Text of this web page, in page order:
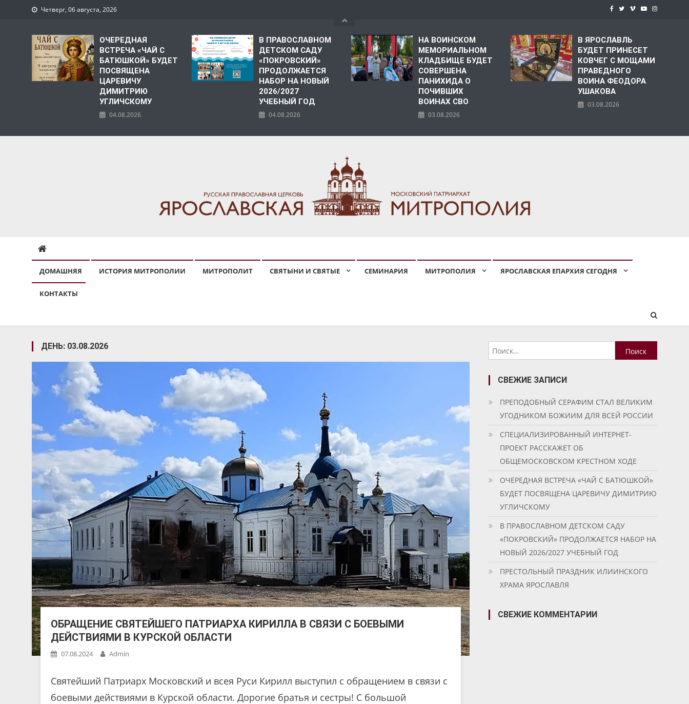
Четверг, 06 августа, 2026
ОЧЕРЕДНАЯ
ВСТРЕЧА «ЧАЙ С
БАТЮШКОЙ» БУДЕТ
ПОСВЯЩЕНА
ЦАРЕВИЧУ
ДИМИТРИЮ
УГЛИЧСКОМУ
04.08.2026
В ПРАВОСЛАВНОМ
ДЕТСКОМ САДУ
«ПОКРОВСКИЙ»
ПРОДОЛЖАЕТСЯ
НАБОР НА НОВЫЙ
2026/2027
УЧЕБНЫЙ ГОД
04.08.2026
НА ВОИНСКОМ
МЕМОРИАЛЬНОМ
КЛАДБИЩЕ БУДЕТ
СОВЕРШЕНА
ПАНИХИДА О
ПОЧИВШИХ
ВОИНАХ СВО
03.08.2026
В ЯРОСЛАВЛЬ
БУДЕТ ПРИНЕСЕТ
КОВЧЕГ С МОЩАМИ
ПРАВЕДНОГО
ВОИНА ФЕОДОРА
УШАКОВА
03.08.2026
ДОМАШНЯЯ ИСТОРИЯ МИТРОПОЛИИ МИТРОПОЛИТ СВЯТЫНИ И СВЯТЫЕ СЕМИНАРИЯ МИТРОПОЛИЯ ЯРОСЛАВСКАЯ ЕПАРХИЯ СЕГОДНЯ
КОНТАКТЫ
ДЕНЬ: 03.08.2026
ОБРАЩЕНИЕ СВЯТЕЙШЕГО ПАТРИАРХА КИРИЛЛА В СВЯЗИ С БОЕВЫМИ
ДЕЙСТВИЯМИ В КУРСКОЙ ОБЛАСТИ
07.08.2024 Admin
Святейший Патриарх Московский и всея Руси Кирилл выступил с обращением в связи с
боевыми действиями в Курской области. Дорогие братья и сестры! С большой
Найти:
СВЕЖИЕ ЗАПИСИ
ПРЕПОДОБНЫЙ СЕРАФИМ СТАЛ ВЕЛИКИМ
УГОДНИКОМ БОЖИИМ ДЛЯ ВСЕЙ РОССИИ
СПЕЦИАЛИЗИРОВАННЫЙ ИНТЕРНЕТ-
ПРОЕКТ РАССКАЖЕТ ОБ
ОБЩЕМОСКОВСКОМ КРЕСТНОМ ХОДЕ
ОЧЕРЕДНАЯ ВСТРЕЧА «ЧАЙ С БАТЮШКОЙ»
БУДЕТ ПОСВЯЩЕНА ЦАРЕВИЧУ ДИМИТРИЮ
УГЛИЧСКОМУ
В ПРАВОСЛАВНОМ ДЕТСКОМ САДУ
«ПОКРОВСКИЙ» ПРОДОЛЖАЕТСЯ НАБОР НА
НОВЫЙ 2026/2027 УЧЕБНЫЙ ГОД
ПРЕСТОЛЬНЫЙ ПРАЗДНИК ИЛИИНСКОГО
ХРАМА ЯРОСЛАВЛЯ
СВЕЖИЕ КОММЕНТАРИИ